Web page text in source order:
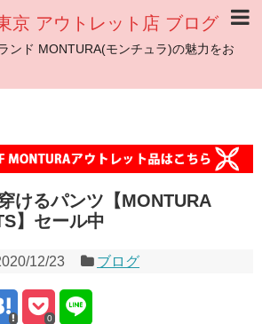
京 アウトレット店 ブログ
ンド MONTURA(モンチュラ)の魅力をお
けるパンツ【MONTURA
】セール中
12/23 ブログ
0